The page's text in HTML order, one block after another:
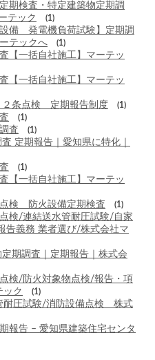
期検査・特定建築物定期調
テック
(1)
備 発電機負荷試験】定期調
テックへ
(1)
【一括自社施工】マーテッ
【一括自社施工】マーテッ
条点検 定期報告制度 (1)
(1)
査 (1)
定期報告｜愛知県に特化｜
(1)
【一括自社施工】マーテッ
検 防火設備定期検査 (1)
検/連結送水管耐圧試験/自家
告義務 業者選び/株式会社マ
期調査｜定期報告｜株式会
検/防火対象物点検/報告・項
ック
(1)
耐圧試験/消防設備点検 株式
報告 – 愛知県建築住宅センタ